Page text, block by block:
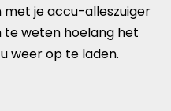
met je accu-alleszuiger
te weten hoelang het
weer op te laden.